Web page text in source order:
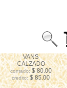
VANS
CALZADO
contado:$ 80.00
credito:$ 85.00